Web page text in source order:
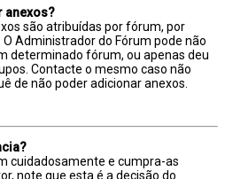
anexos?
são atribuídas por fórum, por
Administrador do Fórum pode não
determinado fórum, ou apenas deu
Contacte o mesmo caso não
de não poder adicionar anexos.
cuidadosamente e cumpra-as
note que esta é a decisão do